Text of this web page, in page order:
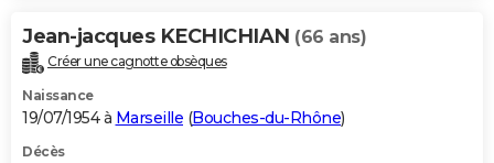
Jean-jacques KECHICHIAN (66 ans)
Créer une cagnotte obsèques
Naissance
19/07/1954 à Marseille (Bouches-du-Rhône)
Décès